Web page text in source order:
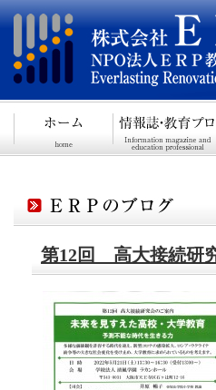
第12回 高大接続研